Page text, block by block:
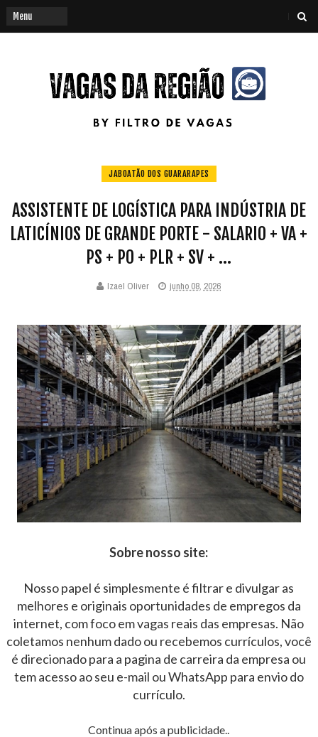
JABOATÃO DOS GUARARAPES
ASSISTENTE DE LOGÍSTICA PARA INDÚSTRIA DE
LATICÍNIOS DE GRANDE PORTE - SALARIO + VA +
PS + PO + PLR + SV + ...
Izael Oliver junho 08, 2026
Sobre nosso site:
Nosso papel é simplesmente é filtrar e divulgar as
melhores e originais oportunidades de empregos da
internet, com foco em vagas reais das empresas. Não
coletamos nenhum dado ou recebemos currículos, você
é direcionado para a pagina de carreira da empresa ou
tem acesso ao seu e-mail ou WhatsApp para envio do
currículo.
Continua após a publicidade..